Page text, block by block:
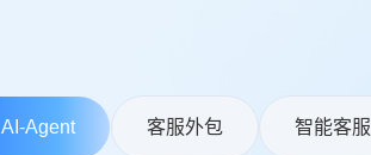
AI-Agent 客服外包 智能客服